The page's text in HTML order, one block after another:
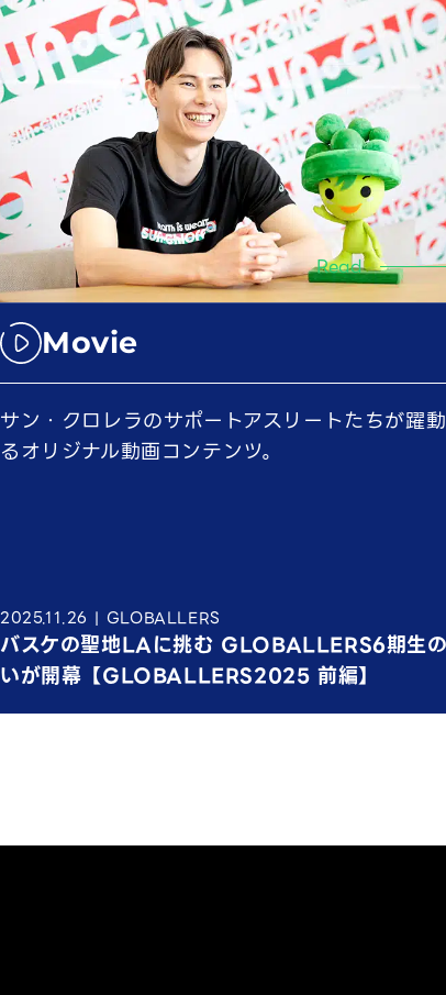
Read
Movie
サン・クロレラのサポートアスリートたちが躍
るオリジナル動画コンテンツ。
2025.11.26 | GLOBALLERS
バスケの聖地LAに挑む GLOBALLERS6期生
いが開幕【GLOBALLERS2025 前編】